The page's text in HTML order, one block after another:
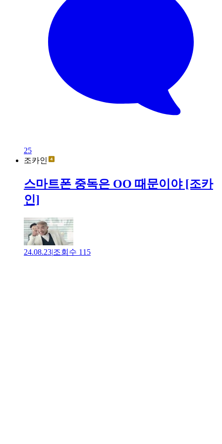
25
조카인
스마트폰 중독은 OO 때문이야 [조카
인]
24.08.23|조회수 115